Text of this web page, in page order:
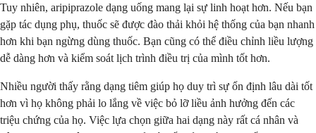
Tuy nhiên, aripiprazole dạng uống mang lại sự linh hoạt hơn. Nếu bạn
gặp tác dụng phụ, thuốc sẽ được đào thải khỏi hệ thống của bạn nhanh
hơn khi bạn ngừng dùng thuốc. Bạn cũng có thể điều chỉnh liều lượng
dễ dàng hơn và kiểm soát lịch trình điều trị của mình tốt hơn.
Nhiều người thấy rằng dạng tiêm giúp họ duy trì sự ổn định lâu dài tốt
hơn vì họ không phải lo lắng về việc bỏ lỡ liều ảnh hưởng đến các
triệu chứng của họ. Việc lựa chọn giữa hai dạng này rất cá nhân và